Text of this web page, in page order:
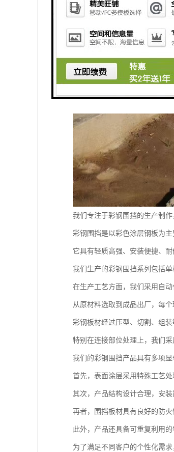
我们专注于彩钢围挡的生产制
彩钢围挡是以彩色涂层钢板为
它具有轻质高强、安装便捷、
我们生产的彩钢围挡系列包括
在生产工艺方面，我们采用自动
从原材料选取到成品出厂，每个
彩钢板材经过压型、切割、组
特别在连接部位处理上，我们
我们的彩钢围挡产品具有多项显
首先，表面涂层采用特殊工艺
其次，产品结构设计合理，安
再者，围挡板材具有良好的防
此外，产品还具备可重复利用
为了满足不同客户的个性化需